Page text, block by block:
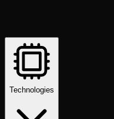
Technologies